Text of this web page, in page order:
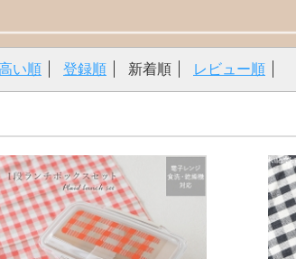
い順 登録順 新着順 レビュー順